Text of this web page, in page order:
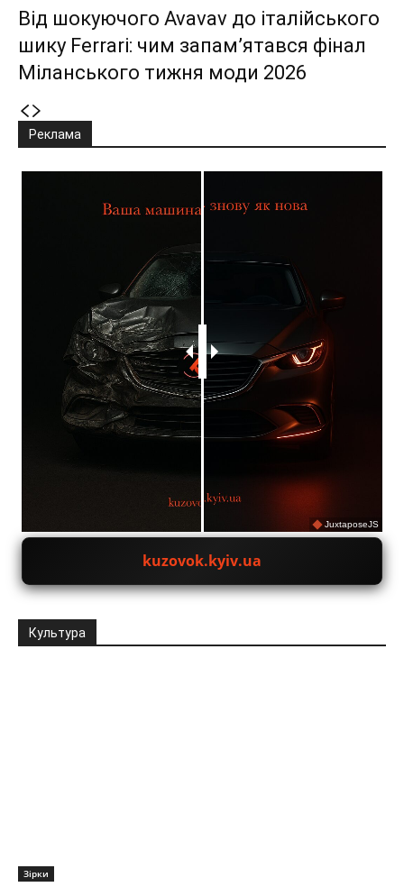
Від шокуючого Avavav до італійського
шику Ferrari: чим запам’ятався фінал
Міланського тижня моди 2026
Реклама
JuxtaposeJS
kuzovok.kyiv.ua
Культура
Зірки